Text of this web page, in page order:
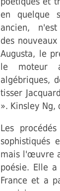
en quelque
ancien, n'est
des
Augusta, le
le moteur
algébriques,
tisser
». Kinsley Ng,
Les
sophistiqués
mais l'œuvre
poésie. Elle
France et a